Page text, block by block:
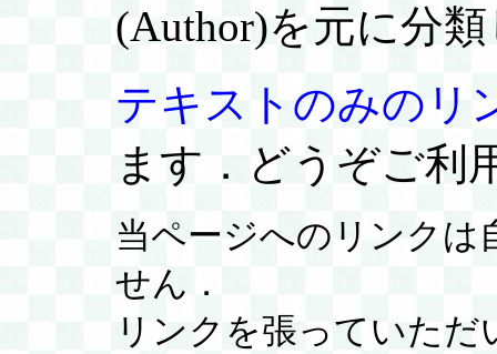
(Author)を元に分
テキストのみのリ
ます．どうぞご利
当ページへのリンクは
せん．
リンクを張っていた